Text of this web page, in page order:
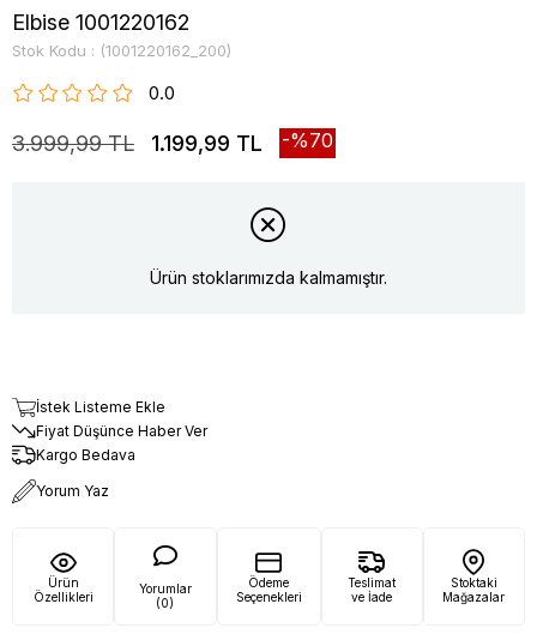
Elbise 1001220162
Stok Kodu (1001220162_200)
0.0
3.999,99 TL 1.199,99 TL 70
Ürün stoklarımızda kalmamıştır.
İstek Listeme Ekle
Fiyat Düşünce Haber Ver
Kargo Bedava
Yorum Yaz
Ürün
Özellikleri
Yorumlar
(0)
Ödeme
Seçenekleri
Teslimat
ve İade
Stoktaki
Mağazalar